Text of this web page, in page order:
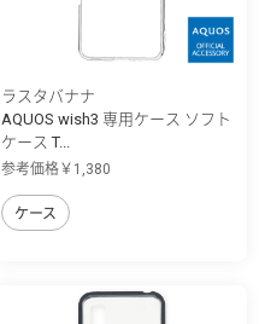
ラスタバナナ
AQUOS wish3 専用ケース ソフト
ケース T...
参考価格￥1,380
ケース